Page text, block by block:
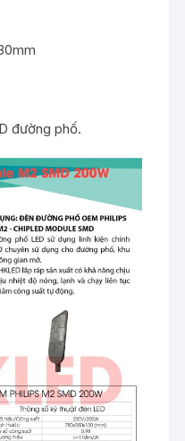
đường phố.